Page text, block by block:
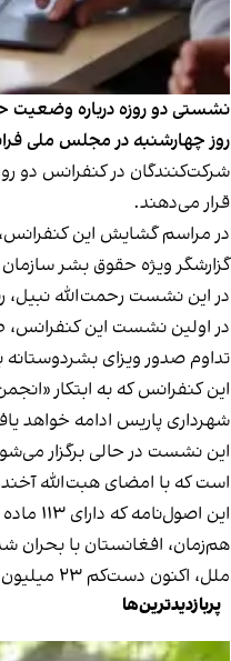
نشستی دو روزه درباره وضعیت
روز چهارشنبه در مجلس ملی
قرار می‌دهند.
در مراسم گشایش این
گزارشگر ویژه حقوق بشر
در این نشست رحمت‌الله
در اولین نشست این کنفرانس،
تداوم صدور ویزای بشردوستانه
شهرداری پاریس ادامه خواهد
این نشست در حالی برگزار
است که با امضای هبت‌الله آخندزاده، رهبر
این اصول‌نامه که دارای ۱۱۳ ماده است، به باور ناظران تبعیض نظام‌مند جنسیتی را قانونی کرده و مجازات‌هایی چون سنگسار و اعدام‌های علنی را رسمیت بخشیده است.
هم‌زمان، افغانستان با بحران
ملل، اکنون دست‌کم ۲۳ میلیون تن در افغانستان به کمک‌های فوری انسان‌دوستانه نیازمند هستند.
پربازدیدترین‌ها